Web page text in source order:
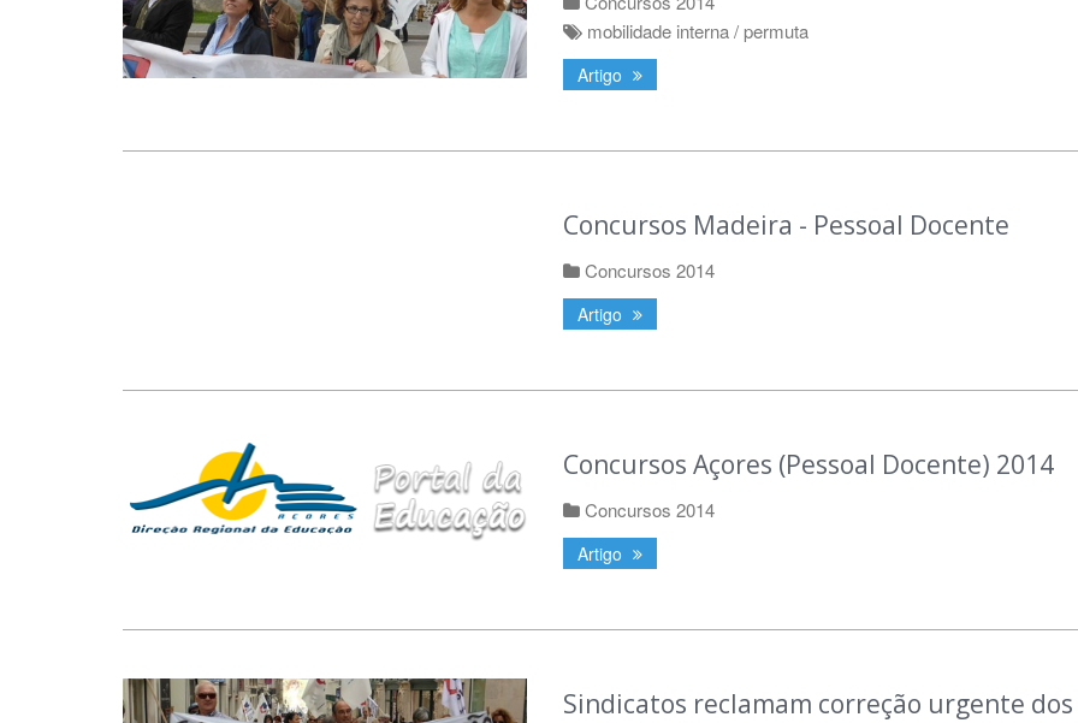
mobilidade interna / permuta
Artigo
Concursos Madeira - Pessoal Docente
Concursos 2014
Artigo
Concursos Açores (Pessoal Docente) 2014
Concursos 2014
Artigo
Sindicatos reclamam correção urgente dos